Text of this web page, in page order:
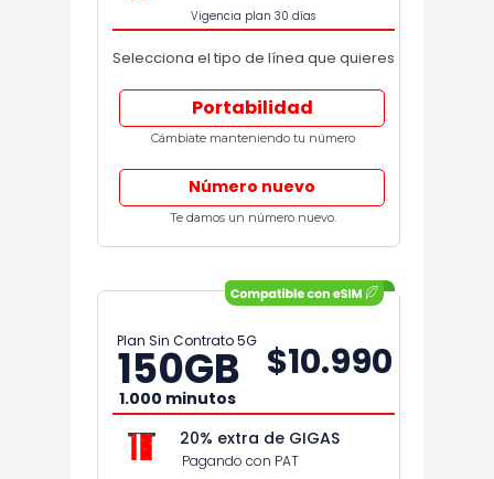
Portabilidad
Vigencia plan 30 días
Número nuevo
Cámbiate manteniendo tu número
Selecciona el tipo de línea que quieres
Te damos un número nuevo.
150GB
1.000 minutos
$10.990
Plan Sin Contrato 5G
20% extra de GIGAS
Pagando con PAT